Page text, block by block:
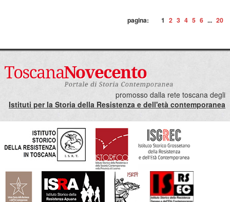
pagina: 1 2 3 4 5 6 ... 20
promosso dalla rete toscana degli
Istituti per la Storia della Resistenza e dell'età contemporanea